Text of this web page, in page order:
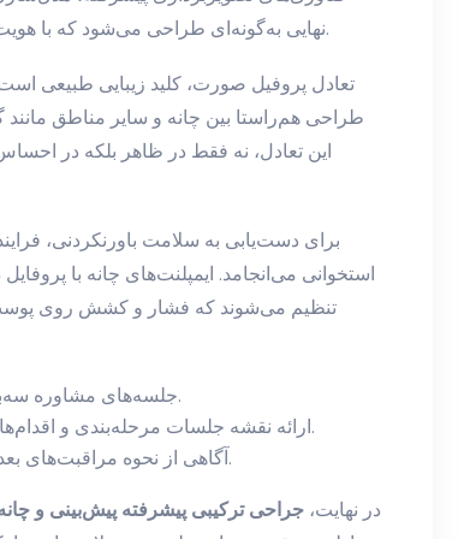
نهایی به‌گونه‌ای طراحی می‌شود که با هویت فرد همسو باشد و از حالت مصنوعی دور بماند.
تعادل پروفیل صورت، کلید زیبایی طبیعی
طراحی هم‌راستا بین چانه و سایر مناطق
این تعادل، نه فقط در ظاهر بلکه در
برای دست‌یابی به سلامت باورنکردنی،
استخوانی می‌انجامد. ایمپلنت‌های چانه با
تنظیم می‌شوند که فشار و کشش روی پوست
جلسه‌های مشاوره سه‌بعدی برای مشاهده مدل نهایی قبل از عمل.
ارائه نقشه جلسات مرحله‌بندی و اقدام‌های پس از عمل با هدف کاهش زمان نقاهت.
آگاهی از نحوه مراقبت‌های بعد از جراحی و نکات سلامتی برای دوام نتایج.
در نهایت، جراحی ترکیبی پیشرفته پیش‌بینی و